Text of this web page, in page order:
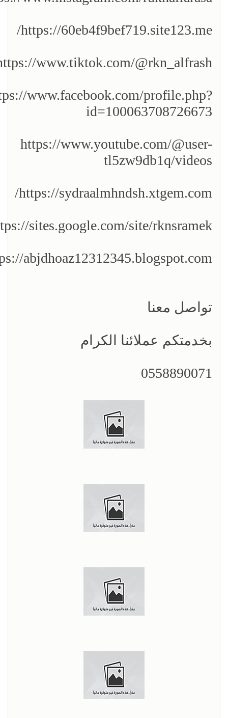
https://60eb4f9bef719.site123.me/
www.tiktok.com/@rkn_alfrash
www.facebook.com/profile.php?
id=100063708726673
https://www.youtube.com/@user-
tl5zw9db1q/videos
https://sydraalmhndsh.xtgem.com/
sites.google.com/site/rknsramek/
abjdhoaz12312345.blogspot.com/
تواصل معنا
بخدمتكم عملائنا الكرام
0558890071